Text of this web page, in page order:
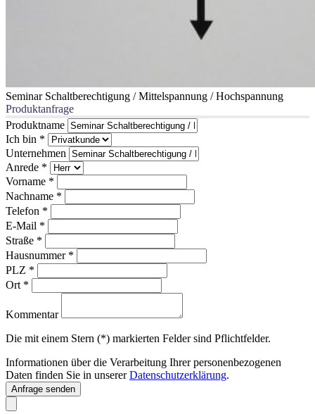
Seminar Schaltberechtigung / Mittelspannung / Hochspannung
Produktanfrage
Produktname
Ich bin *
Unternehmen
Anrede *
Vorname *
Nachname *
Telefon *
E-Mail *
Straße *
Hausnummer *
PLZ *
Ort *
Kommentar
Die mit einem Stern (*) markierten Felder sind Pflichtfelder.
Informationen über die Verarbeitung Ihrer personenbezogenen
Daten finden Sie in unsererDatenschutzerklärung.
Anfrage senden